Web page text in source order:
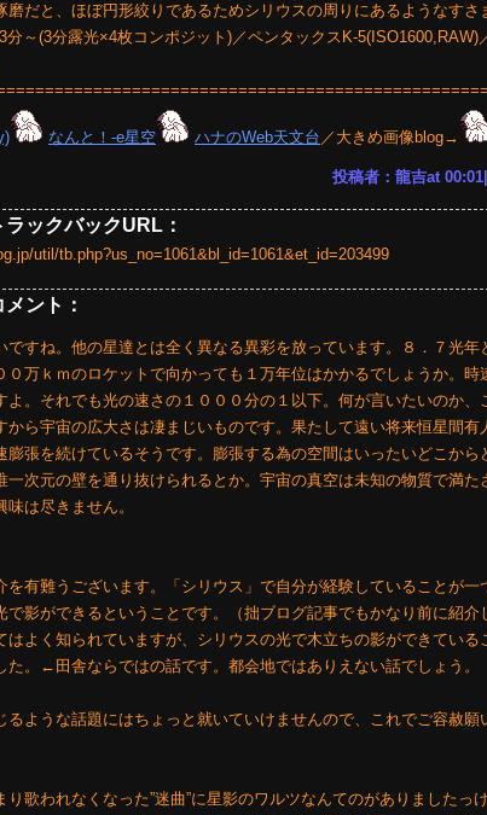
磨だと、ほぼ円形絞りであるためシリウスの周りにあるようなすさ
分～(3分露光×4枚コンポジット)／ペンタックスK-
なんと！-e星空 ハナのWeb天文台 ／大きめ画像blog→
投稿者：龍吉at 00:01|
ックバックURL：
util/tb.php?us_no=1061&bl_id=1061&et_id=203499
ント：
ですね。他の星達とは全く異なる異彩を放っています。８．７光
０万ｋｍのロケットで向かっても１万年位はかかるでしょうか。
よ。それでも光の速さの１０００分の１以下。何が言いたいのか
から宇宙の広大さは凄まじいものです。果たして遠い将来恒星間
膨張を続けているそうです。膨張する為の空間はいったいどこか
一次元の壁を通り抜けられるとか。宇宙の真空は未知の物質で満
は尽きません。
を有難うございます。「シリウス」で自分が経験していることが一
で影ができるということです。（拙ブログ記事でもかなり前に紹介
はよく知られていますが、シリウスの光で木立ちの影ができている
た。←田舎ならではの話です。都会地ではありえない話でしょう。
るような話題にはちょっと就いていけませんので、これでご容赦願
り歌われなくなった”迷曲”に星影のワルツなんてのがありましたっ